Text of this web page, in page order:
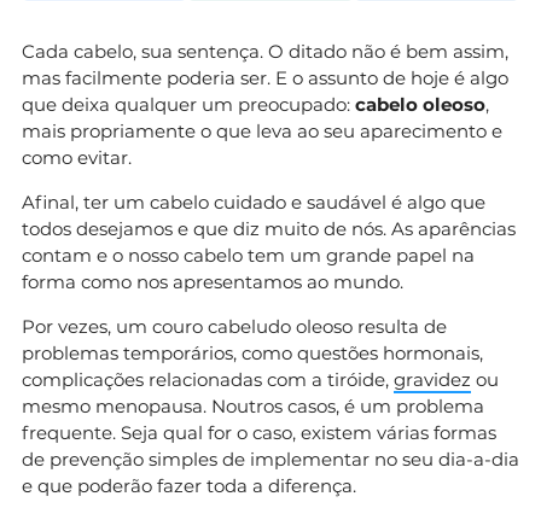
Cada cabelo, sua sentença. O ditado não é bem assim,
mas facilmente poderia ser. E o assunto de hoje é algo
que deixa qualquer um preocupado: cabelo oleoso,
mais propriamente o que leva ao seu aparecimento e
como evitar.
Afinal, ter um cabelo cuidado e saudável é algo que
todos desejamos e que diz muito de nós. As aparências
contam e o nosso cabelo tem um grande papel na
forma como nos apresentamos ao mundo.
Por vezes, um couro cabeludo oleoso resulta de
problemas temporários, como questões hormonais,
complicações relacionadas com a tiróide, gravidez ou
mesmo menopausa. Noutros casos, é um problema
frequente. Seja qual for o caso, existem várias formas
de prevenção simples de implementar no seu dia-a-dia
e que poderão fazer toda a diferença.